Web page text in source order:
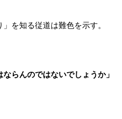
を知る従道は難色を示す。
ならんのではないでしょうか」